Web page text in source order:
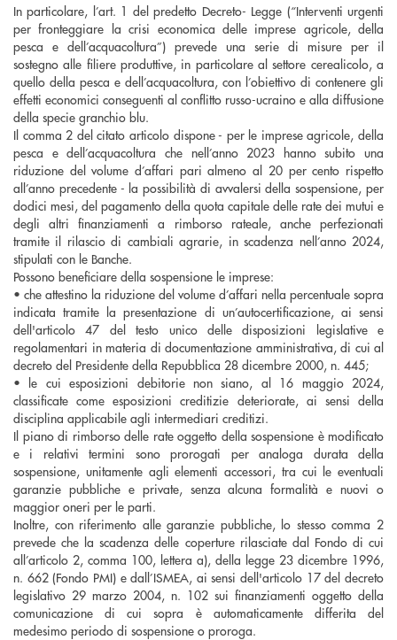
In particolare, l’art. 1 del predetto Decreto- Legge (“Interventi urgenti
per fronteggiare la crisi economica delle imprese agricole, della
pesca e dell’acquacoltura”) prevede una serie di misure per il
sostegno alle filiere produttive, in particolare al settore cerealicolo, a
quello della pesca e dell’acquacoltura, con l’obiettivo di contenere gli
effetti economici conseguenti al conflitto russo-ucraino e alla diffusione
della specie granchio blu.
Il comma 2 del citato articolo dispone - per le imprese agricole, della
pesca e dell’acquacoltura che nell’anno 2023 hanno subito una
riduzione del volume d’affari pari almeno al 20 per cento rispetto
all’anno precedente - la possibilità di avvalersi della sospensione, per
dodici mesi, del pagamento della quota capitale delle rate dei mutui e
degli altri finanziamenti a rimborso rateale, anche perfezionati
tramite il rilascio di cambiali agrarie, in scadenza nell’anno 2024,
stipulati con le Banche.
Possono beneficiare della sospensione le imprese:
• che attestino la riduzione del volume d’affari nella percentuale sopra
indicata tramite la presentazione di un’autocertificazione, ai sensi
dell'articolo 47 del testo unico delle disposizioni legislative e
regolamentari in materia di documentazione amministrativa, di cui al
decreto del Presidente della Repubblica 28 dicembre 2000, n. 445;
• le cui esposizioni debitorie non siano, al 16 maggio 2024,
classificate come esposizioni creditizie deteriorate, ai sensi della
disciplina applicabile agli intermediari creditizi.
Il piano di rimborso delle rate oggetto della sospensione è modificato
e i relativi termini sono prorogati per analoga durata della
sospensione, unitamente agli elementi accessori, tra cui le eventuali
garanzie pubbliche e private, senza alcuna formalità e nuovi o
maggior oneri per le parti.
Inoltre, con riferimento alle garanzie pubbliche, lo stesso comma 2
prevede che la scadenza delle coperture rilasciate dal Fondo di cui
all’articolo 2, comma 100, lettera a), della legge 23 dicembre 1996,
n. 662 (Fondo PMI) e dall’ISMEA, ai sensi dell'articolo 17 del decreto
legislativo 29 marzo 2004, n. 102 sui finanziamenti oggetto della
comunicazione di cui sopra è automaticamente differita del
medesimo periodo di sospensione o proroga.